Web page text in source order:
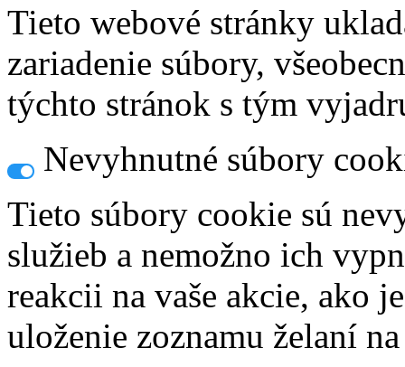
Tieto webové stránky
zariadenie súbory,
týchto stránok s tým
Nevyhnutné súbory
Tieto súbory cookie sú
služieb a nemožno ich
reakcii na vaše akcie, ako
uloženie zoznamu želaní